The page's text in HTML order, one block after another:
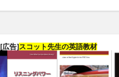
[広告]スコット先生の英語教材